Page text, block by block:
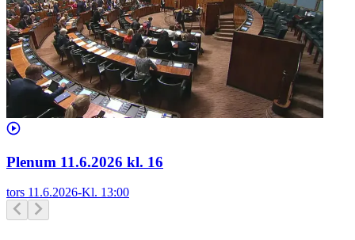
Plenum 11.6.2026 kl. 16
tors 11.6.2026-Kl. 13:00